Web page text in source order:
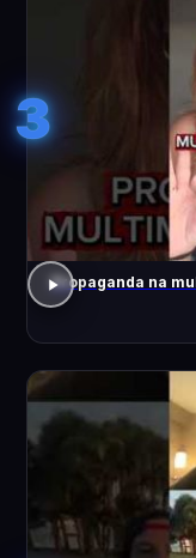
3
Propaganda na